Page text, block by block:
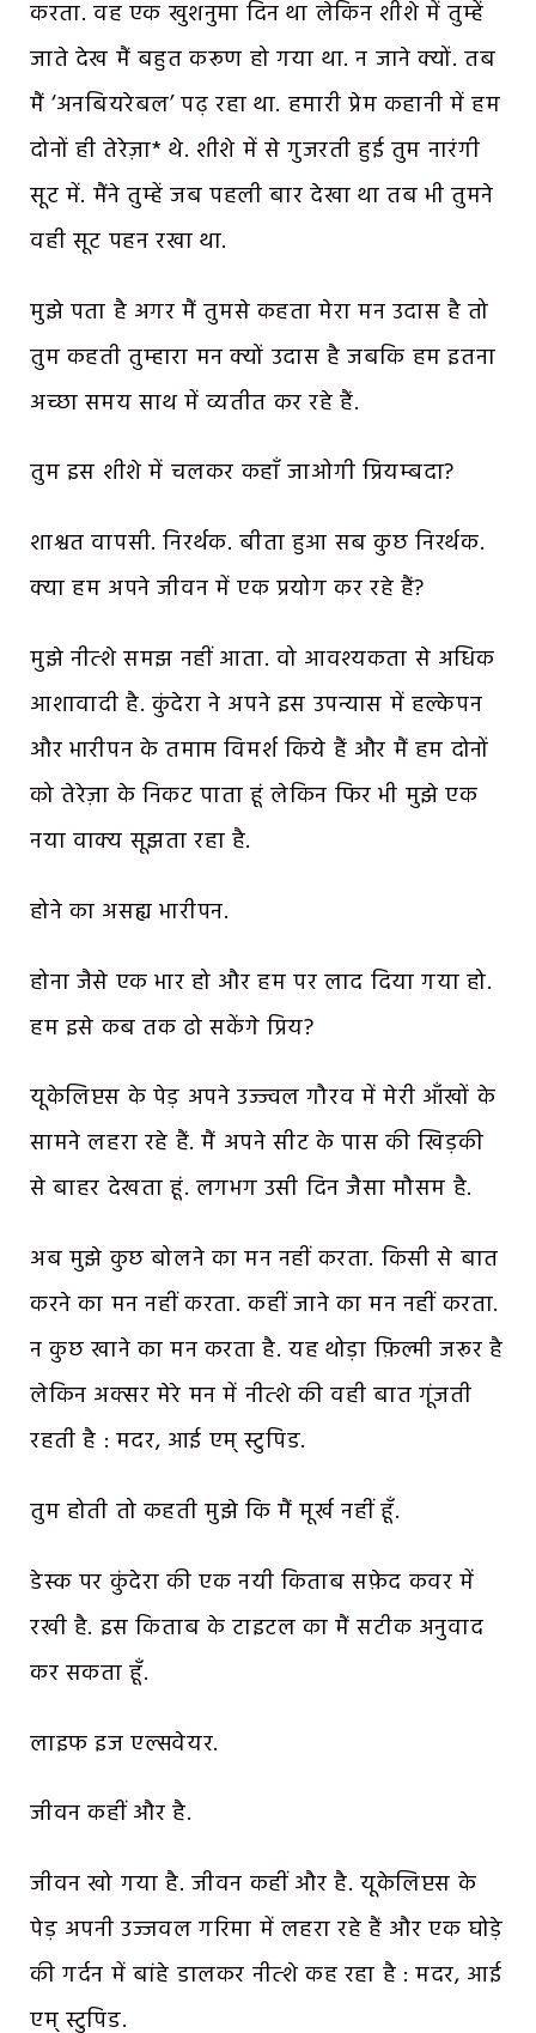
करता. वह एक खुशनुमा दिन था लेकिन शीशे में तुम्हें
जाते देख मैं बहुत करूण हो गया था. न जाने क्यों. तब
मैं ‘अनबियरेबल’ पढ़ रहा था. हमारी प्रेम कहानी में हम
दोनों ही तेरेज़ा* थे. शीशे में से गुजरती हुई तुम नारंगी
सूट में. मैंने तुम्हें जब पहली बार देखा था तब भी तुमने
वही सूट पहन रखा था.
मुझे पता है अगर मैं तुमसे कहता मेरा मन उदास है तो
तुम कहती तुम्हारा मन क्यों उदास है जबकि हम इतना
अच्छा समय साथ में व्यतीत कर रहे हैं.
तुम इस शीशे में चलकर कहाँ जाओगी प्रियम्बदा?
शाश्वत वापसी. निरर्थक. बीता हुआ सब कुछ निरर्थक.
क्या हम अपने जीवन में एक प्रयोग कर रहे हैं?
मुझे नीत्शे समझ नहीं आता. वो आवश्यकता से अधिक
आशावादी है. कुंदेरा ने अपने इस उपन्यास में हल्केपन
और भारीपन के तमाम विमर्श किये हैं और मैं हम दोनों
को तेरेज़ा के निकट पाता हूं लेकिन फिर भी मुझे एक
नया वाक्य सूझता रहा है.
होने का असह्य भारीपन.
होना जैसे एक भार हो और हम पर लाद दिया गया हो.
हम इसे कब तक ढो सकेंगे प्रिय?
यूकेलिप्टस के पेड़ अपने उज्ज्वल गौरव में मेरी आँखों के
सामने लहरा रहे हैं. मैं अपने सीट के पास की खिड़की
से बाहर देखता हूं. लगभग उसी दिन जैसा मौसम है.
अब मुझे कुछ बोलने का मन नहीं करता. किसी से बात
करने का मन नहीं करता. कहीं जाने का मन नहीं करता.
न कुछ खाने का मन करता है. यह थोड़ा फ़िल्मी जरूर है
लेकिन अक्सर मेरे मन में नीत्शे की वही बात गूंजती
रहती है : मदर, आई एम् स्टुपिड.
तुम होती तो कहती मुझे कि मैं मूर्ख नहीं हूँ.
डेस्क पर कुंदेरा की एक नयी किताब सफ़ेद कवर में
रखी है. इस किताब के टाइटल का मैं सटीक अनुवाद
कर सकता हूँ.
लाइफ इज एल्सवेयर.
जीवन कहीं और है.
जीवन खो गया है. जीवन कहीं और है. यूकेलिप्टस के
पेड़ अपनी उज्जवल गरिमा में लहरा रहे हैं और एक घोड़े
की गर्दन में बांहे डालकर नीत्शे कह रहा है : मदर, आई
एम् स्टुपिड.